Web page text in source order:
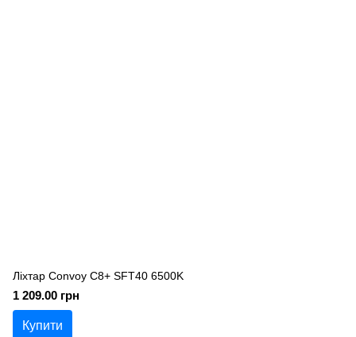
Ліхтар Convoy C8+ SFT40 6500K
1 209.00 грн
Купити